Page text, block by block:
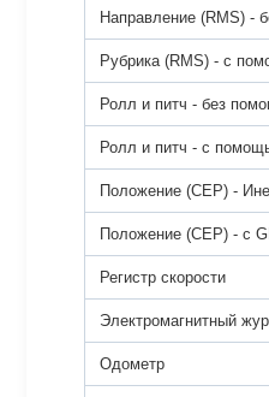
Направление (RMS) -
Рубрика (RMS) - с
Ролл и питч - без
Ролл и питч - с
Положение (CEP) -
Положение (CEP) - с
Регистр скорости
Электромагнитный
Одометр